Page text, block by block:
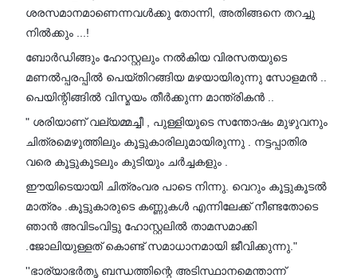
ശരസമാനമാണെന്നവൾക്കു തോന്നി, അതിങ്ങനെ തറച്ചു
നിൽക്കും ...!
ബോർഡിങ്ങും ഹോസ്റ്റലും നൽകിയ വിരസതയുടെ
മണൽപ്പരപ്പിൽ പെയ്തിറങ്ങിയ മഴയായിരുന്നു സോളമൻ ..
പെയിന്റിങ്ങിൽ വിസ്മയം തീർക്കുന്ന മാന്ത്രികൻ ..
" ശരിയാണ് വല്യമ്മച്ചീ , പുള്ളിയുടെ സന്തോഷം മുഴുവനും
ചിത്രമെഴുത്തിലും കൂട്ടുകാരിലുമായിരുന്നു . നട്ടപ്പാതിര
വരെ കൂട്ടുകൂടലും കുടിയും ചർച്ചകളും .
ഈയിടെയായി ചിത്രംവര പാടെ നിന്നു. വെറും കൂട്ടുകൂടൽ
മാത്രം .കൂട്ടുകാരുടെ കണ്ണുകൾ എന്നിലേക്ക് നീണ്ടതോടെ
ഞാൻ അവിടംവിട്ടു ഹോസ്റ്റലിൽ താമസമാക്കി
.ജോലിയുള്ളത് കൊണ്ട് സമാധാനമായി ജീവിക്കുന്നു."
''ഭാര്യാഭർതൃ ബന്ധത്തിന്റെ അടിസ്ഥാനമെന്താന്ന്